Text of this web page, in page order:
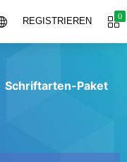
0
REGISTRIEREN
Schriftarten-Paket